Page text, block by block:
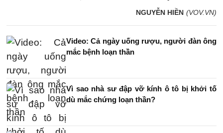
NGUYỄN HIỀN (VOV.VN)
Video: Cả ngày uống rượu, người đàn ông
mắc bệnh loạn thần
Vì sao nhà sư đập vỡ kính ô tô bị khởi tố
dù mắc chứng loạn thần?